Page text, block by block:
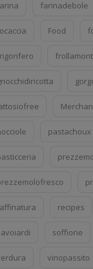
farinadebole
Food
pastachoux
recipes
soffione
vinopassito